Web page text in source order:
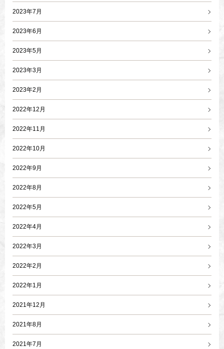
2023年7月
2023年6月
2023年5月
2023年3月
2023年2月
2022年12月
2022年11月
2022年10月
2022年9月
2022年8月
2022年5月
2022年4月
2022年3月
2022年2月
2022年1月
2021年12月
2021年8月
2021年7月